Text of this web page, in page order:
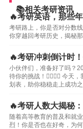
📚相关考研资讯
🔥考研英语，那些
考研路上，你是否对分数
你穿越回考研历史，揭秘
🔥考研冲刺倒计时
小伙伴们，准备好了吗？
待你的挑战！🏃‍♀️🏃‍♂️ 今天
划表，助你稳稳走上成功
🔥考研人数大揭秘
随着高等教育的普及和就
烈！你是否也在好奇，为